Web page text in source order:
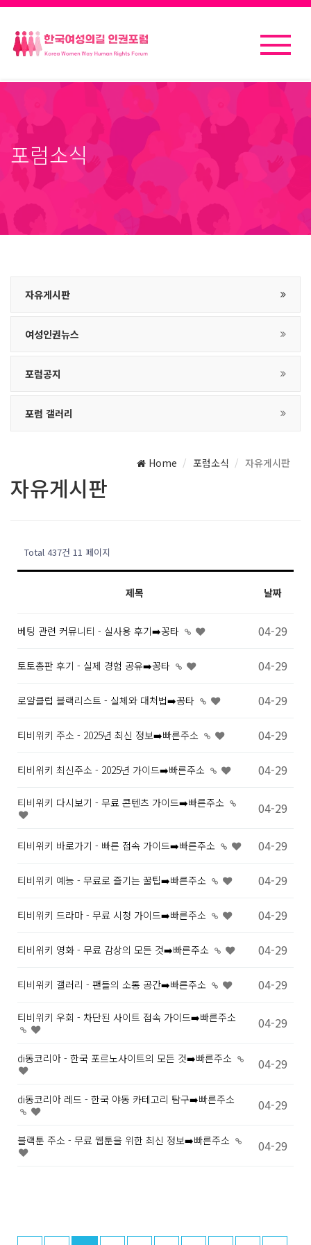
포럼소식
자유게시판
여성인권뉴스
포럼공지
포럼 갤러리
Home 포럼소식 자유게시판
자유게시판
Total 437건 11 페이지
제목 날짜
베팅 관련 커뮤니티 - 실사용 후기➡️꽁타 04-29
토토총판 후기 - 실제 경험 공유➡️꽁타 04-29
로얄클럽 블랙리스트 - 실체와 대처법➡️꽁타 04-29
티비위키 주소 - 2025년 최신 정보➡️빠른주소 04-29
티비위키 최신주소 - 2025년 가이드➡️빠른주소 04-29
티비위키 다시보기 - 무료 콘텐츠 가이드➡️빠른주소 04-29
티비위키 바로가기 - 빠른 접속 가이드➡️빠른주소 04-29
티비위키 예능 - 무료로 즐기는 꿀팁➡️빠른주소 04-29
티비위키 드라마 - 무료 시청 가이드➡️빠른주소 04-29
티비위키 영화 - 무료 감상의 모든 것➡️빠른주소 04-29
티비위키 갤러리 - 팬들의 소통 공간➡️빠른주소 04-29
티비위키 우회 - 차단된 사이트 접속 가이드➡️빠른주소 04-29
di동코리아 - 한국 포르노사이트의 모든 것➡️빠른주소 04-29
di동코리아 레드 - 한국 야동 카테고리 탐구➡️빠른주소 04-29
블랙툰 주소 - 무료 웹툰을 위한 최신 정보➡️빠른주소 04-29